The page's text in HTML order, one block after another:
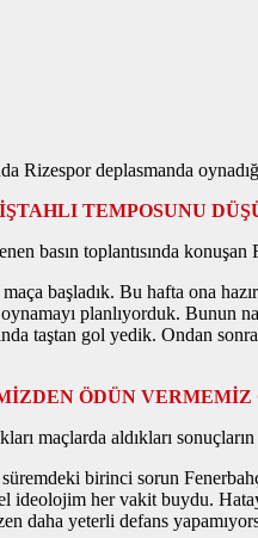
Rizespor deplasmanda
TEMPOSUNU
basın toplantısında
başladık. Bu hafta ona
planlıyorduk. Bunun
taştan gol yedik. Ondan
ÖDÜN VERMEMİZ
maçlarda aldıkları
birinci sorun
ideolojim her vakit buydu.
daha yeterli defans